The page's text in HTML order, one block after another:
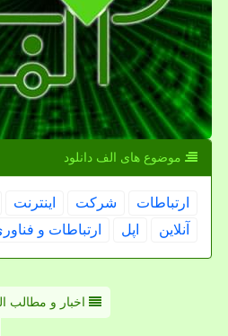
موضوع های الف دانلود
ارتباطات شركت اینترنت
آنلاین
اپل ارتباطات و
اخبار و مطالب